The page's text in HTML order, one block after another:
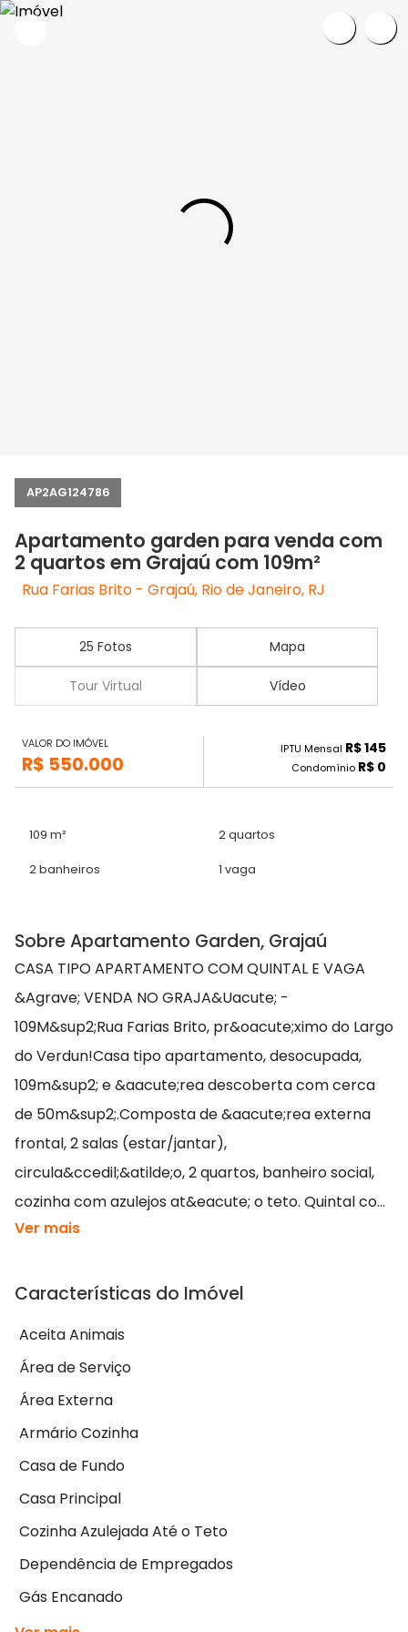
AP2AG124786
Apartamento garden para venda com
2 quartos em Grajaú com 109m²
Rua Farias Brito - Grajaú, Rio de Janeiro, RJ
25 Fotos Mapa
Tour Virtual Vídeo
VALOR DO IMÓVEL
R$ 550.000
IPTU Mensal R$ 145
Condomínio R$ 0
109 m² 2 quartos
2 banheiros 1 vaga
Sobre Apartamento Garden, Grajaú
CASA TIPO APARTAMENTO COM QUINTAL E VAGA
&Agrave; VENDA NO GRAJA&Uacute; -
109M&sup2;Rua Farias Brito, pr&oacute;ximo do Largo
do Verdun!Casa tipo apartamento, desocupada,
109m&sup2; e &aacute;rea descoberta com cerca
de 50m&sup2;.Composta de &aacute;rea externa
frontal, 2 salas (estar/jantar),
circula&ccedil;&atilde;o, 2 quartos, banheiro social,
cozinha com azulejos at&eacute; o teto. Quintal co...
Ver mais
Características do Imóvel
Aceita Animais
Área de Serviço
Área Externa
Armário Cozinha
Casa de Fundo
Casa Principal
Cozinha Azulejada Até o Teto
Dependência de Empregados
Gás Encanado